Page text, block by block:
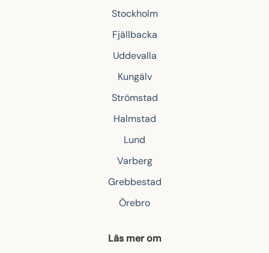
Stockholm
Fjällbacka
Uddevalla
Kungälv
Strömstad
Halmstad
Lund
Varberg
Grebbestad
Örebro
Läs mer om